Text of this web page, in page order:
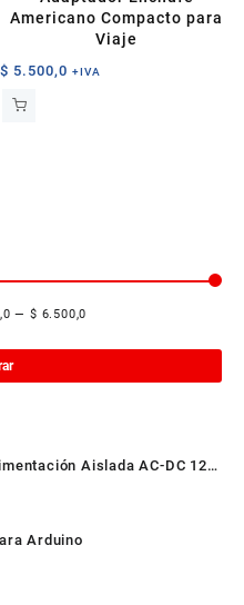
Americano Compacto para
Viaje
$ 5.500,0 +IVA
— $ 6.500,0
Aislada AC-DC 12V
Arduino